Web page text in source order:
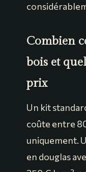
Combien
bois et
prix
Un kit
coûte entre
uniquement.
en douglas